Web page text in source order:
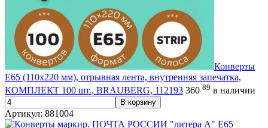
Конверты
Е65 (110х220 мм), отрывная лента, внутренняя запечатка,
КОМПЛЕКТ 100 шт., BRAUBERG, 112193 360 89 в наличии
В корзину
Артикул: 881004